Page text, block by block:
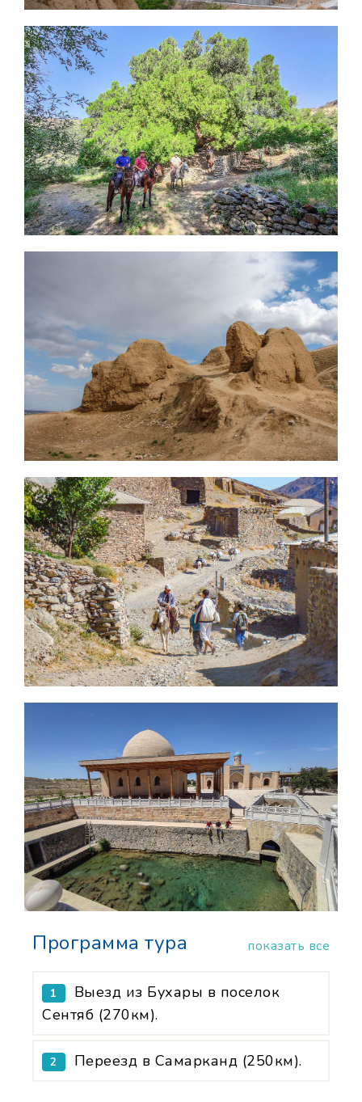
Программа тура показать все
1
Выезд из Бухары в поселок
Сентяб (270км).
2 Переезд в Самарканд (250км).